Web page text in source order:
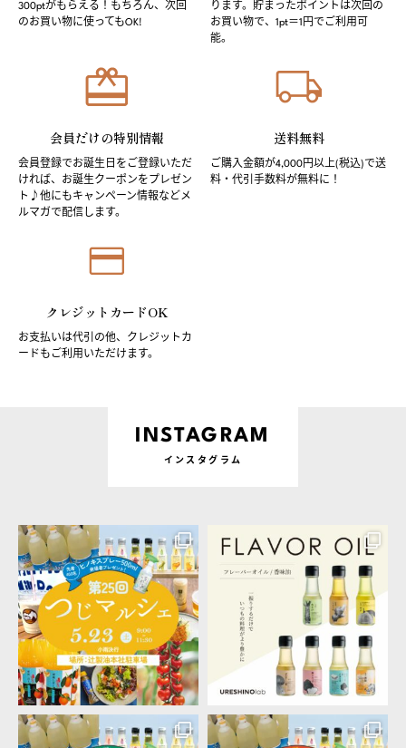
300ptがもらえる！もちろん、次回
のお買い物に使ってもOK!
ります。貯まったポイントは次回の
お買い物で、1pt＝1円でご利用可
能。
会員だけの特別情報
会員登録でお誕生日をご登録いただ
ければ、お誕生クーポンをプレゼン
ト♪他にもキャンペーン情報などメ
ルマガで配信します。
送料無料
ご購入金額が4,000円以上(税込)で送
料・代引手数料が無料に！
クレジットカードOK
お支払いは代引の他、クレジットカ
ードもご利用いただけます。
INSTAGRAM
インスタグラム